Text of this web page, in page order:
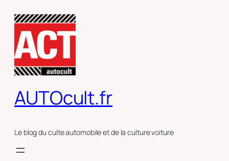
contenu
AUTOcult.fr
Le blog du culte automobile et de la culture voiture